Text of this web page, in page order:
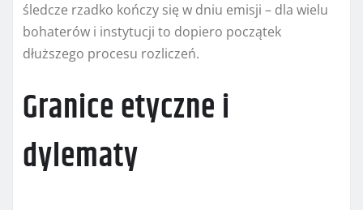
śledcze rzadko kończy się w dniu emisji – dla wielu
bohaterów i instytucji to dopiero początek
dłuższego procesu rozliczeń.
Granice etyczne i
dylematy